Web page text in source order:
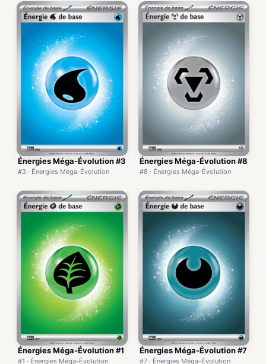
Énergies Méga-Évolution #3
#3 · Énergies Méga-Évolution
Énergies Méga-Évolution #8
#8 · Énergies Méga-Évolution
Énergies Méga-Évolution #1
#1 · Énergies Méga-Évolution
Énergies Méga-Évolution #7
#7 · Énergies Méga-Évolution